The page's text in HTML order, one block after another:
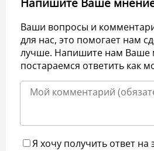
Ваши вопросы и
для нас, это помогает нам
лучше. Напишите нам Ваше
постараемся ответить как
Я хочу получить ответ